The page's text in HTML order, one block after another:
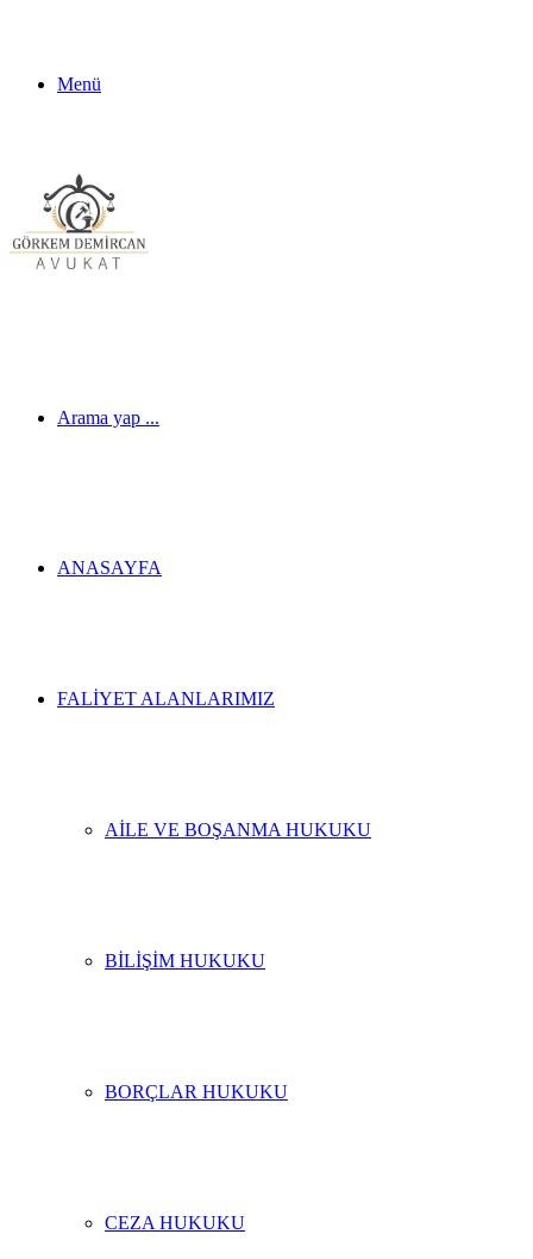
Menü
Arama yap ...
ANASAYFA
FALIYET ALANLARIMIZ
AILE VE BOŞANMA HUKUKU
BILIŞIM HUKUKU
BORÇLAR HUKUKU
CEZA HUKUKU